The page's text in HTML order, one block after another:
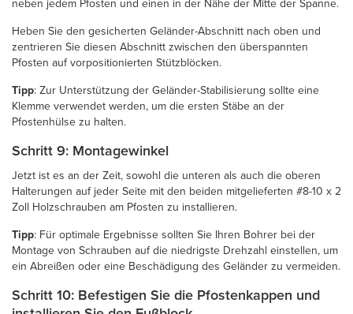
Heben Sie den gesicherten Geländer-Abschnitt nach oben und
zentrieren Sie diesen Abschnitt zwischen den überspannten
Pfosten auf vorpositionierten Stützblöcken.
Tipp: Zur Unterstützung der Geländer-Stabilisierung sollte eine
Klemme verwendet werden, um die ersten Stäbe an der
Pfostenhülse zu halten.
Schritt 9: Montagewinkel
Jetzt ist es an der Zeit, sowohl die unteren als auch die oberen
Halterungen auf jeder Seite mit den beiden mitgelieferten #8-10 x 2
Zoll Holzschrauben am Pfosten zu installieren.
Tipp: Für optimale Ergebnisse sollten Sie Ihren Bohrer bei der
Montage von Schrauben auf die niedrigste Drehzahl einstellen, um
ein Abreißen oder eine Beschädigung des Geländer zu vermeiden.
Schritt 10: Befestigen Sie die Pfostenkappen und